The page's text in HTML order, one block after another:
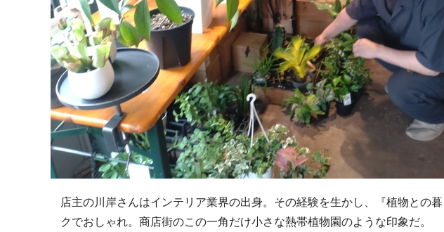
店主の川岸さんはインテリア業界の出身。その経験を生かし、『植物との
クでおしゃれ。商店街のこの一角だけ小さな熱帯植物園のような印象だ。